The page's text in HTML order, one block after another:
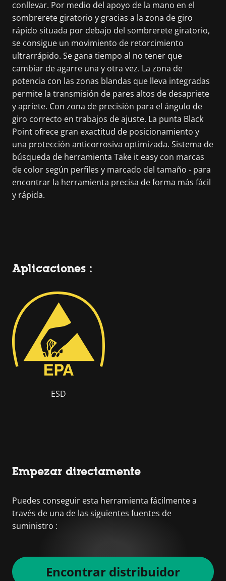
conllevar. Por medio del apoyo de la mano en el
sombrerete giratorio y gracias a la zona de giro
rápido situada por debajo del sombrerete giratorio,
se consigue un movimiento de retorcimiento
ultrarrápido. Se gana tiempo al no tener que
cambiar de agarre una y otra vez. La zona de
potencia con las zonas blandas que lleva integradas
permite la transmisión de pares altos de desapriete
y apriete. Con zona de precisión para el ángulo de
giro correcto en trabajos de ajuste. La punta Black
Point ofrece gran exactitud de posicionamiento y
una protección anticorrosiva optimizada. Sistema de
búsqueda de herramienta Take it easy con marcas
de color según perfiles y marcado del tamaño - para
encontrar la herramienta precisa de forma más fácil
y rápida.
Aplicaciones :
ESD
Empezar directamente
Puedes conseguir esta herramienta fácilmente a
través de una de las siguientes fuentes de
suministro :
Encontrar distribuidor